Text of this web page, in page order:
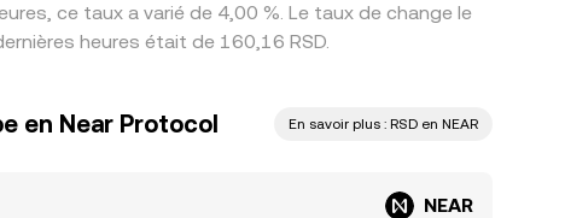
ce taux a varié de 4,00 %. Le taux de change le
heures était de 160,16 RSD.
en Near Protocol En savoir plus : RSD en NEAR
NEAR